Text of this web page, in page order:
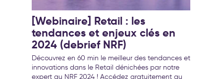
[Webinaire] Retail : les
tendances et enjeux clés en
2024 (debrief NRF)
Découvrez en 60 min le meilleur des tendances et
innovations dans le Retail dénichées par notre
expert au NRF 2024 ! Accédez gratuitement au